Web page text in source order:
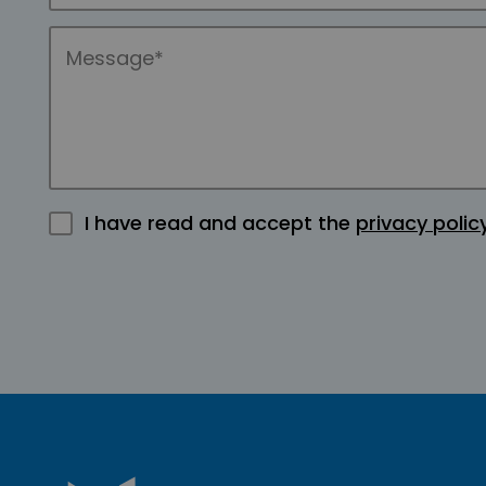
I have read and accept the privacy